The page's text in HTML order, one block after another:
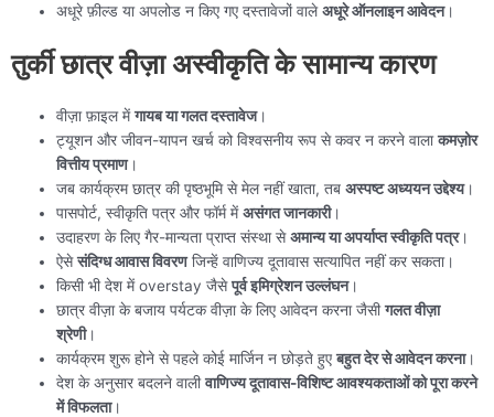
अधूरे फ़ील्ड या अपलोड न किए गए दस्तावेजों वालेअधूरे ऑनलाइन आवेदन।
तुर्की छात्र वीज़ा अस्वीकृति के सामान्य कारण
वीज़ा फ़ाइल मेंगायब या गलत दस्तावेज।
ट्यूशन और जीवन-यापन खर्च को विश्वसनीय रूप से कवर न करने वालाकमज़ोर
वित्तीय प्रमाण।
जब कार्यक्रम छात्र की पृष्ठभूमि से मेल नहीं खाता, तबअस्पष्ट अध्ययन उद्देश्य।
पासपोर्ट, स्वीकृति पत्र और फॉर्म मेंअसंगत जानकारी।
उदाहरण के लिए गैर-मान्यता प्राप्त संस्था सेअमान्य या अपर्याप्त स्वीकृति पत्र।
ऐसेसंदिग्ध आवास विवरणजिन्हें वाणिज्य दूतावास सत्यापित नहीं कर सकता।
किसी भी देश में overstay जैसेपूर्व इमिग्रेशन उल्लंघन।
छात्र वीज़ा के बजाय पर्यटक वीज़ा के लिए आवेदन करना जैसीगलत वीज़ा
श्रेणी।
कार्यक्रम शुरू होने से पहले कोई मार्जिन न छोड़ते हुएबहुत देर से आवेदन करना।
देश के अनुसार बदलने वालीवाणिज्य दूतावास-विशिष्ट आवश्यकताओं को पूरा करने
में विफलता।